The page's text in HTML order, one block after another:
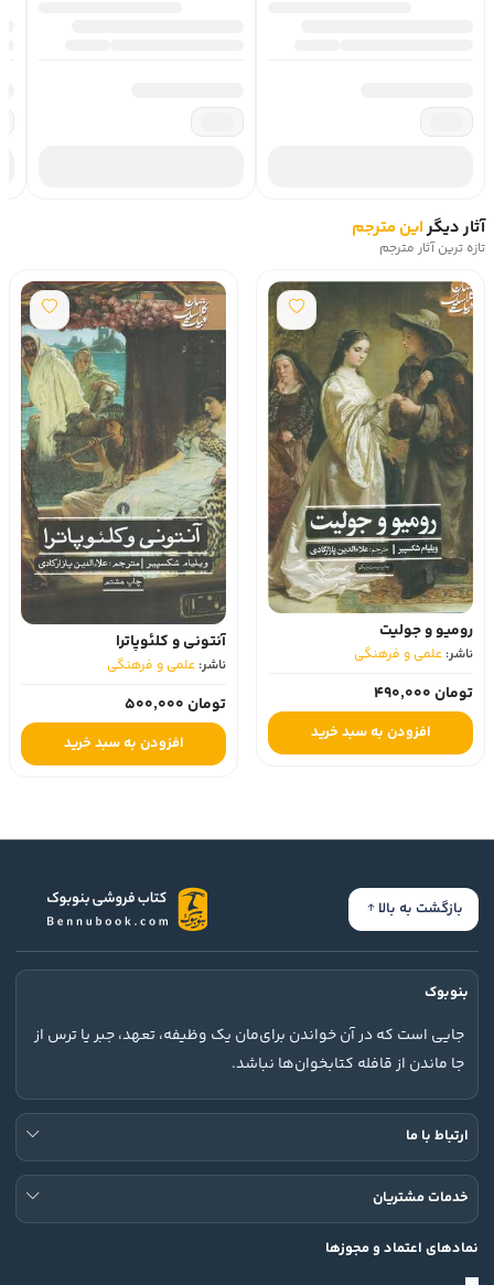
آثار دیگراین مترجم
تازه ترین آثار مترجم
رومیو و جولیت
ناشر: علمی و فرهنگی
تومان 490,000
افزودن به سبد خرید
آنتونی و کلئوپاترا
ناشر: علمی و فرهنگی
تومان 500,000
افزودن به سبد خرید
بازگشت به بالا
بنوبوک
جایی است که در آن خواندن برای‌مان یک وظیفه، تعهد، جبر یا ترس از
جا ماندن از قافله کتابخوان‌ها نباشد.
ارتباط با ما
خدمات مشتریان
نمادهای اعتماد و مجوزها